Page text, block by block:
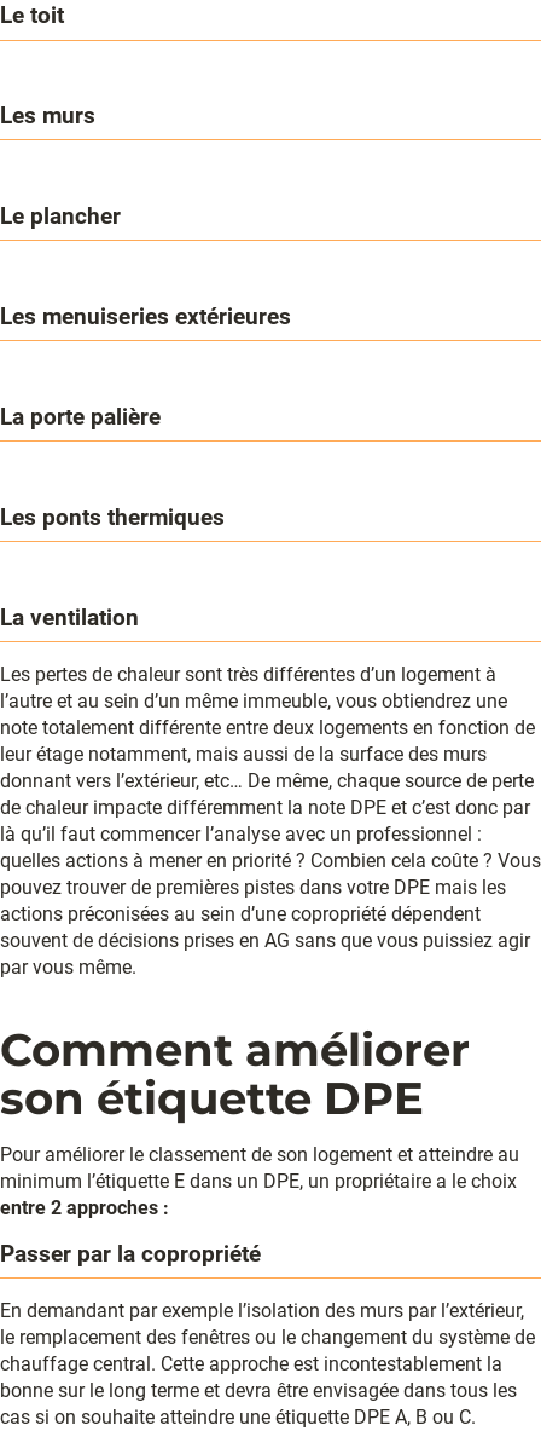
Le toit
Les murs
Le plancher
Les menuiseries extérieures
La porte palière
Les ponts thermiques
La ventilation
Les pertes de chaleur sont très différentes d’un logement à
l’autre et au sein d’un même immeuble, vous obtiendrez une
note totalement différente entre deux logements en fonction de
leur étage notamment, mais aussi de la surface des murs
donnant vers l’extérieur, etc… De même, chaque source de perte
de chaleur impacte différemment la note DPE et c’est donc par
là qu’il faut commencer l’analyse avec un professionnel :
quelles actions à mener en priorité ? Combien cela coûte ? Vous
pouvez trouver de premières pistes dans votre DPE mais les
actions préconisées au sein d’une copropriété dépendent
souvent de décisions prises en AG sans que vous puissiez agir
par vous même.
Comment améliorer
son étiquette DPE
Pour améliorer le classement de son logement et atteindre au
minimum l’étiquette E dans un DPE, un propriétaire a le choix
entre 2 approches :
Passer par la copropriété
En demandant par exemple l’isolation des murs par l’extérieur,
le remplacement des fenêtres ou le changement du système de
chauffage central. Cette approche est incontestablement la
bonne sur le long terme et devra être envisagée dans tous les
cas si on souhaite atteindre une étiquette DPE A, B ou C.